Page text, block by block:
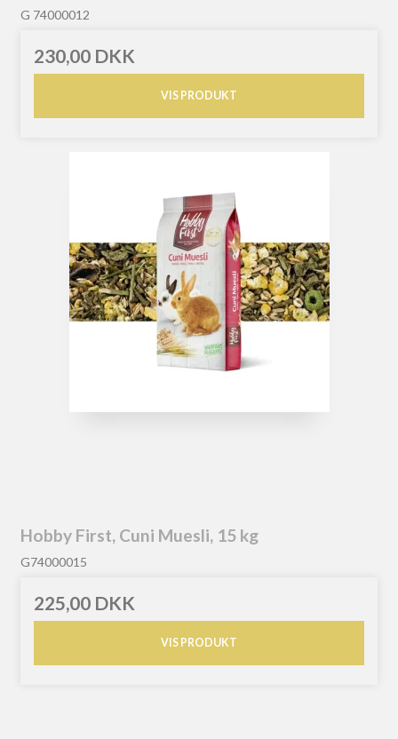
G 74000012
230,00 DKK
VIS PRODUKT
Hobby First, Cuni Muesli, 15 kg
G74000015
225,00 DKK
VIS PRODUKT